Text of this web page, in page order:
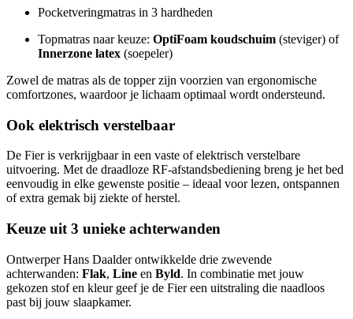
Pocketveringmatras in 3 hardheden
Topmatras naar keuze: OptiFoam koudschuim (steviger) of
Innerzone latex (soepeler)
Zowel de matras als de topper zijn voorzien van ergonomische
comfortzones, waardoor je lichaam optimaal wordt ondersteund.
Ook elektrisch verstelbaar
De Fier is verkrijgbaar in een vaste of elektrisch verstelbare
uitvoering. Met de draadloze RF-afstandsbediening breng je het bed
eenvoudig in elke gewenste positie – ideaal voor lezen, ontspannen
of extra gemak bij ziekte of herstel.
Keuze uit 3 unieke achterwanden
Ontwerper Hans Daalder ontwikkelde drie zwevende
achterwanden: Flak, Line en Byld. In combinatie met jouw
gekozen stof en kleur geef je de Fier een uitstraling die naadloos
past bij jouw slaapkamer.